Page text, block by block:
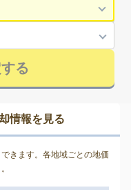
る
情報を見る
きます。各地域ごとの地価